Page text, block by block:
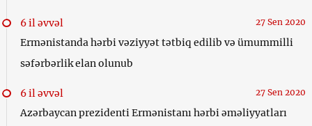
6 il əvvəl 27 Sen 2020
Ermənistanda hərbi vəziyyət tətbiq edilib və ümummilli
səfərbərlik elan olunub
6 il əvvəl 27 Sen 2020
Azərbaycan prezidenti Ermənistanı hərbi əməliyyatları